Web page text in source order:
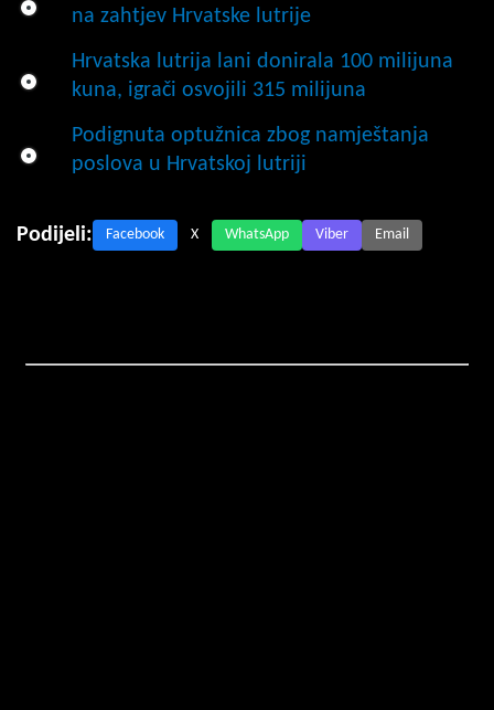
na zahtjev Hrvatske lutrije
Hrvatska lutrija lani donirala 100 milijuna
kuna, igrači osvojili 315 milijuna
Podignuta optužnica zbog namještanja
poslova u Hrvatskoj lutriji
Podijeli: Facebook X WhatsApp Viber Email